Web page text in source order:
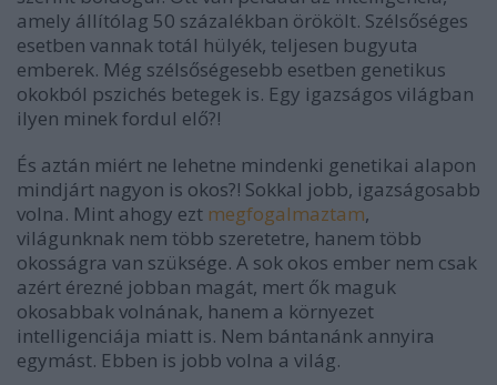
amely állítólag 50 százalékban örökölt. Szélsőséges
esetben vannak totál hülyék, teljesen bugyuta
emberek. Még szélsőségesebb esetben genetikus
okokból pszichés betegek is. Egy igazságos világban
ilyen minek fordul elő?!
És aztán miért ne lehetne mindenki genetikai alapon
mindjárt nagyon is okos?! Sokkal jobb, igazságosabb
volna. Mint ahogy ezt megfogalmaztam,
világunknak nem több szeretetre, hanem több
okosságra van szüksége. A sok okos ember nem csak
azért érezné jobban magát, mert ők maguk
okosabbak volnának, hanem a környezet
intelligenciája miatt is. Nem bántanánk annyira
egymást. Ebben is jobb volna a világ.